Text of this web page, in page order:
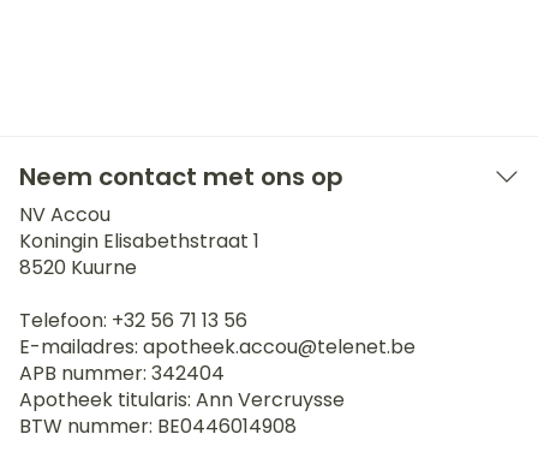
Neem contact met ons op
NV Accou
Koningin Elisabethstraat 1
8520 Kuurne
Telefoon: +32 56 71 13 56
E-mailadres: apotheek.accou@telenet.be
APB nummer: 342404
Apotheek titularis: Ann Vercruysse
BTW nummer: BE0446014908